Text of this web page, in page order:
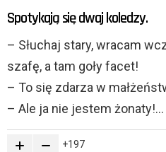
Spotykają się dwaj koledzy.
– Słuchaj stary, wracam
szafę, a tam goły facet!
– To się zdarza w
– Ale ja nie jestem żonaty!…
197